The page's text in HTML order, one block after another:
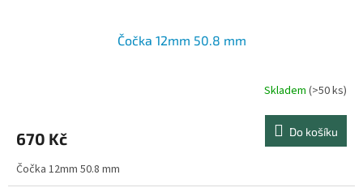
Čočka 12mm 50.8 mm
Skladem (>50 ks)
670 Kč Do košíku
Čočka 12mm 50.8 mm